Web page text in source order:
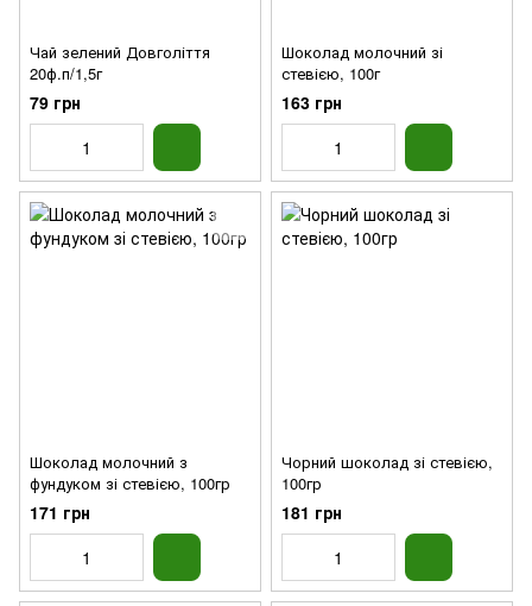
Чай зелений Довголіття
20ф.п/1,5г
79 грн
Шоколад молочний зі
стевією, 100г
163 грн
Шоколад молочний з
фундуком зі стевією, 100гр
171 грн
Чорний шоколад зі стевією,
100гр
181 грн